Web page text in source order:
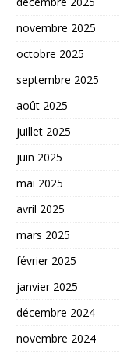
novembre 2025
octobre 2025
septembre 2025
août 2025
juillet 2025
juin 2025
mai 2025
avril 2025
mars 2025
février 2025
janvier 2025
décembre 2024
novembre 2024